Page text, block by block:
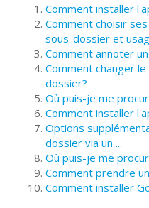
Comment installer
Comment choisir
sous-dossier et
Comment annoter
Comment changer
dossier?
Où puis-je me
Comment installer
Options
dossier via un ...
Où puis-je me
Comment prendre
Comment installer